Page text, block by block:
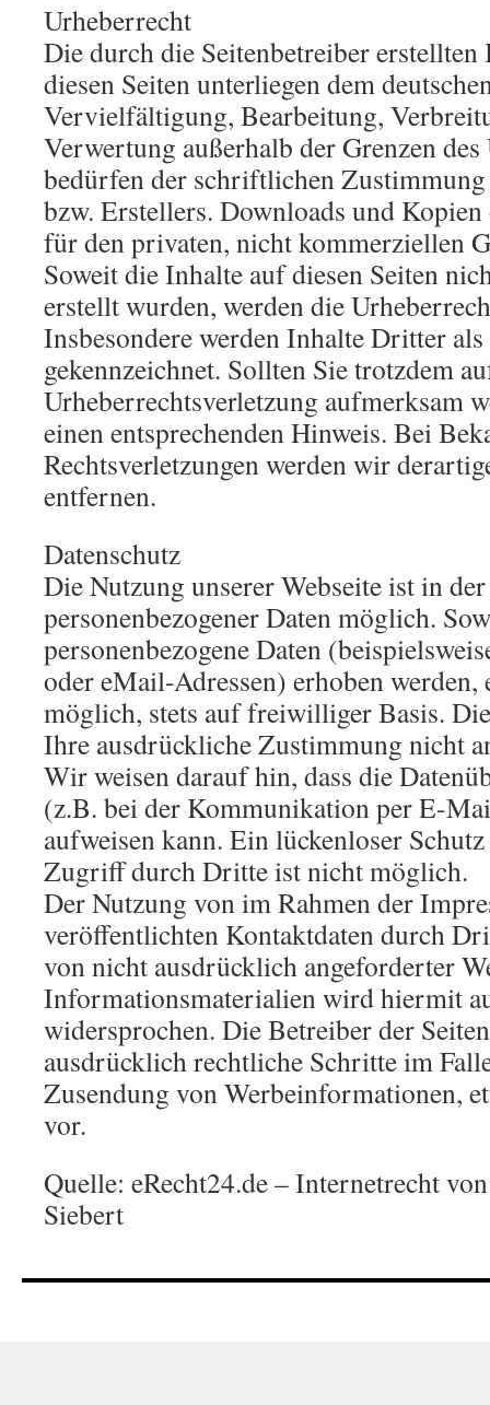
Urheberrecht
Die durch die Seitenbetreiber
diesen Seiten unterliegen dem
Vervielfältigung, Bearbeitung,
Verwertung außerhalb der Grenzen
bedürfen der schriftlichen
bzw. Erstellers. Downloads und
für den privaten, nicht kommerziellen
Soweit die Inhalte auf diesen Seiten
erstellt wurden, werden die
Insbesondere werden Inhalte Dritter als
gekennzeichnet. Sollten Sie trotzdem
Urheberrechtsverletzung aufmerksam
einen entsprechenden Hinweis. Bei
Rechtsverletzungen werden wir
entfernen.
Datenschutz
Die Nutzung unserer Webseite ist in
personenbezogener Daten möglich.
personenbezogene Daten
oder eMail-Adressen) erhoben
möglich, stets auf freiwilliger Basis.
Ihre ausdrückliche Zustimmung nicht
Wir weisen darauf hin, dass die
(z.B. bei der Kommunikation per E-
aufweisen kann. Ein lückenloser
Zugriff durch Dritte ist nicht möglich.
Der Nutzung von im Rahmen der
veröffentlichten Kontaktdaten durch
von nicht ausdrücklich angeforderter
Informationsmaterialien wird hiermit
widersprochen. Die Betreiber der
ausdrücklich rechtliche Schritte im
Zusendung von Werbeinformationen,
vor.
Quelle: eRecht24.de – Internetrecht
Siebert